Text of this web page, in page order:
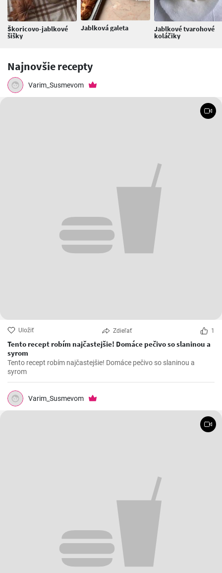
Škoricovo-jablkové
šišky
Jablková galeta Jablkové tvarohové
koláčiky
Najnovšie recepty
Varim_Susmevom
Uložiť Zdieľať 1
Tento recept robím najčastejšie! Domáce pečivo so slaninou a
syrom
Tento recept robím najčastejšie! Domáce pečivo so slaninou a
syrom
Varim_Susmevom